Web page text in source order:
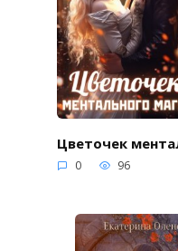
Цветочек
0 96